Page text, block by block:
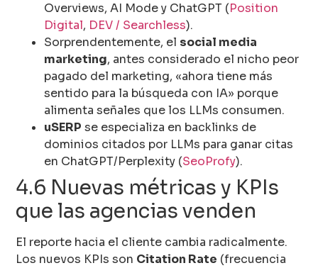
Overviews, AI Mode y ChatGPT (Position
Digital, DEV / Searchless).
Sorprendentemente, el social media
marketing, antes considerado el nicho peor
pagado del marketing, «ahora tiene más
sentido para la búsqueda con IA» porque
alimenta señales que los LLMs consumen.
uSERP se especializa en backlinks de
dominios citados por LLMs para ganar citas
en ChatGPT/Perplexity (SeoProfy).
4.6 Nuevas métricas y KPIs
que las agencias venden
El reporte hacia el cliente cambia radicalmente.
Los nuevos KPIs son Citation Rate (frecuencia